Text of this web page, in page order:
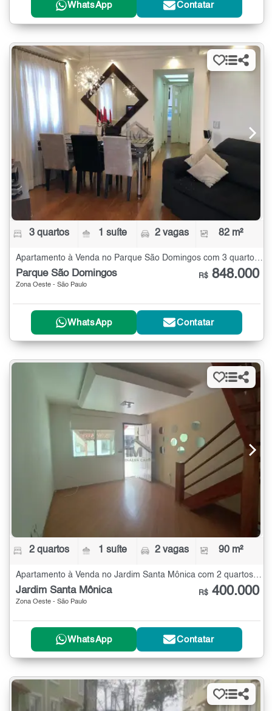
WhatsApp Contatar
3 quartos 1 suíte 2 vagas 82 m²
Parque São Domingos
Zona Oeste - São Paulo
R$ 848.000
WhatsApp Contatar
2 quartos 1 suíte 2 vagas 90 m²
Apartamento à Venda no Jardim Santa Mônica com 2 quartos - 90 m²
Jardim Santa Mônica
Zona Oeste - São Paulo
R$ 400.000
WhatsApp Contatar